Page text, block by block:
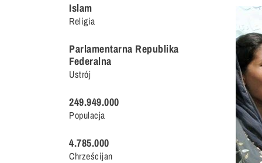
Religia
Islam
Ustrój
Parlamentarna Republika
Federalna
Populacja
249.949.000
Chrześcijan
4.785.000